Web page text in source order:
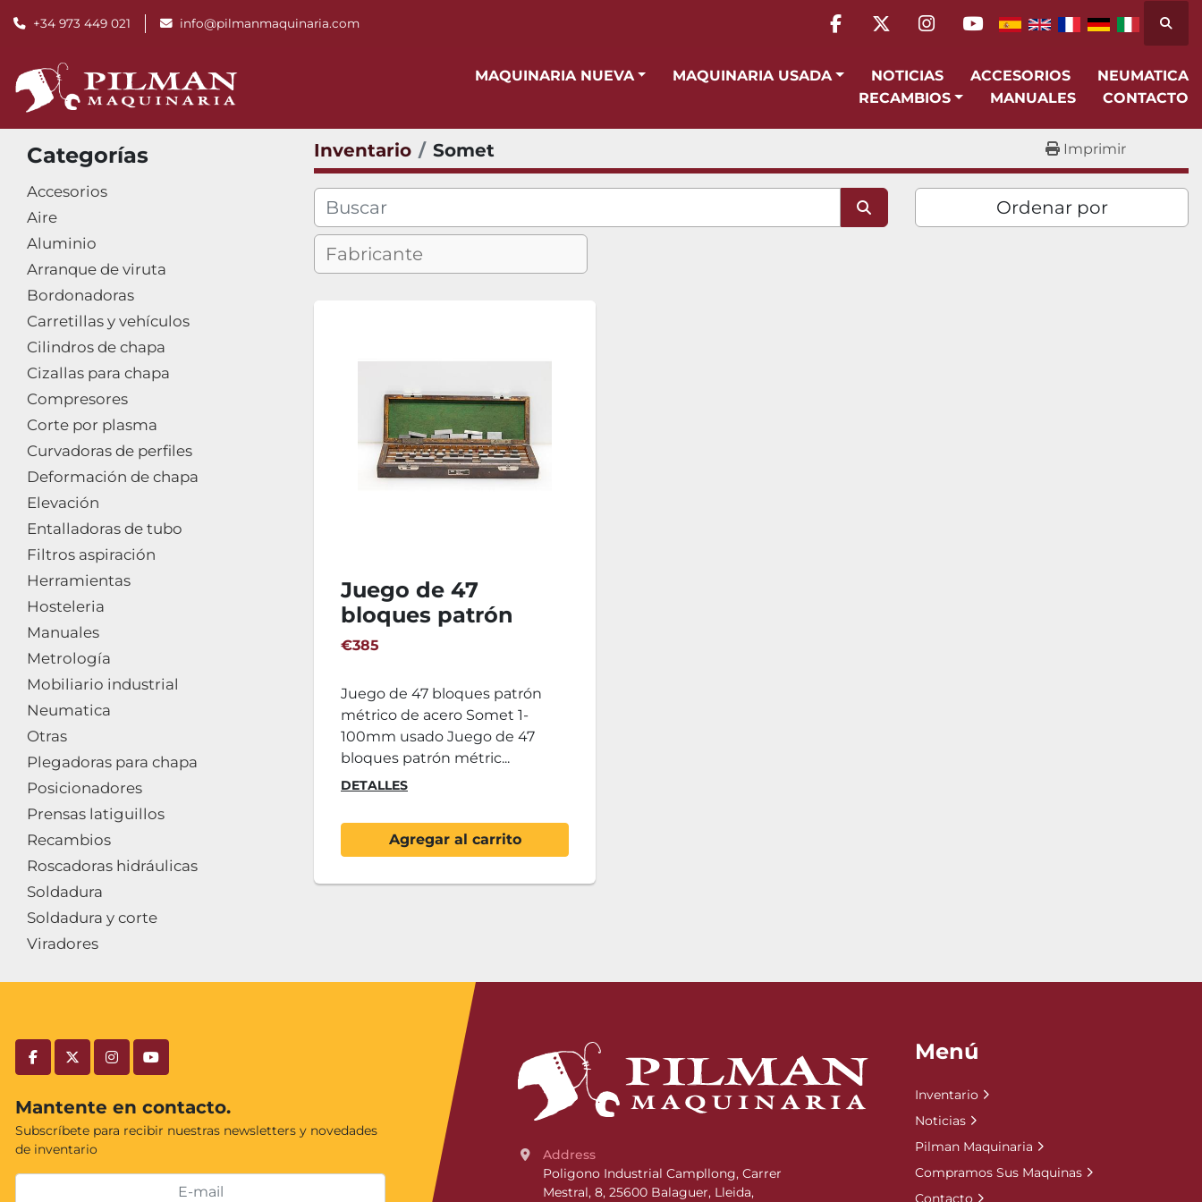
+34 973 449 021 info@pilmanmaquinaria.com
facebook
twitterinstagram
youtube
MAQUINARIA NUEVA MAQUINARIA USADA NOTICIAS ACCESORIOS
NEUMATICA
RECAMBIOS
MANUALES CONTACTO
Categorías
Accesorios
Aire
Aluminio
Arranque de viruta
Bordonadoras
Carretillas y vehículos
Cilindros de chapa
Cizallas para chapa
Compresores
Corte por plasma
Curvadoras de perfiles
Deformación de chapa
Elevación
Entalladoras de tubo
Filtros aspiración
Herramientas
Hosteleria
Manuales
Metrología
Mobiliario industrial
Neumatica
Otras
Plegadoras para chapa
Posicionadores
Prensas latiguillos
Recambios
Roscadoras hidráulicas
Soldadura
Soldadura y corte
Viradores
Inventario Somet Imprimir
Ordenar por
Juego de 47
bloques patrón
Somet 1-100mm
€385
Juego de 47 bloques patrón
métrico de acero Somet 1-
100mm usado Juego de 47
bloques patrón métric...
DETALLES
Agregar al carrito
facebooktwitterinstagramyoutube
Mantente en contacto.
Subscríbete para recibir nuestras newsletters y novedades
de inventario
Address
Poligono Industrial Campllong, Carrer
Mestral, 8, 25600 Balaguer, Lleida,
Menú
Inventario
Noticias
Pilman Maquinaria
Compramos Sus Maquinas
Contacto